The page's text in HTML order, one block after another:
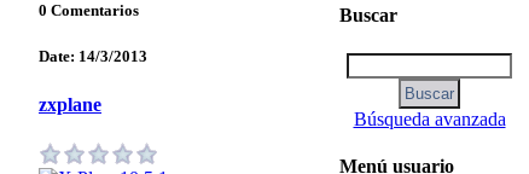
0 Comentarios
Date: 14/3/2013
zxplane
Buscar
Búsqueda avanzada
Menú usuario